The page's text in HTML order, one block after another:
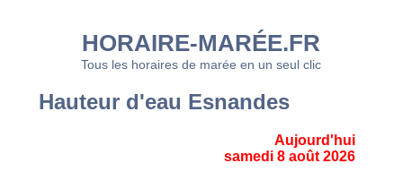
HORAIRE-MARÉE.FR
Tous les horaires de marée en un seul clic
Hauteur d'eau Esnandes
Aujourd'hui
samedi 8 août 2026